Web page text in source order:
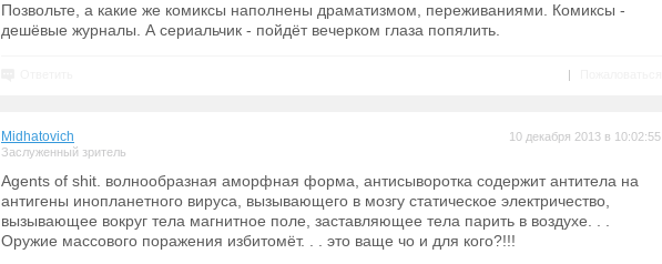
Позвольте, а какие же комиксы наполнены драматизмом, переживаниями. Комиксы -
дешёвые журналы. А сериальчик - пойдёт вечерком глаза попялить.
|
Midhatovich
Заслуженный зритель
10 декабря 2013 в 10:02:55
Agents of shit. волнообразная аморфная форма, антисыворотка содержит антитела на
антигены инопланетного вируса, вызывающего в мозгу статическое электричество,
вызывающее вокруг тела магнитное поле, заставляющее тела парить в воздухе. . .
Оружие массового поражения избитомёт. . . это ваще чо и для кого?!!!